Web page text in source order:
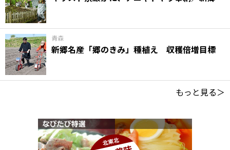
青森
新郷名産「郷のきみ」種植え 収穫倍増目標
もっと見る＞